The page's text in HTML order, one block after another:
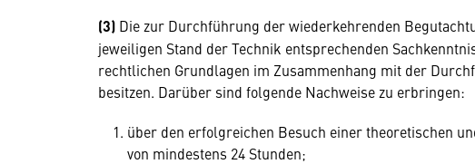
(3) Die zur Durchführung der wiederkehrenden
jeweiligen Stand der Technik entsprechenden
rechtlichen Grundlagen im Zusammenhang mit der
besitzen. Darüber sind folgende Nachweise zu erbringen:
über den erfolgreichen Besuch einer theoretischen
von mindestens 24 Stunden;